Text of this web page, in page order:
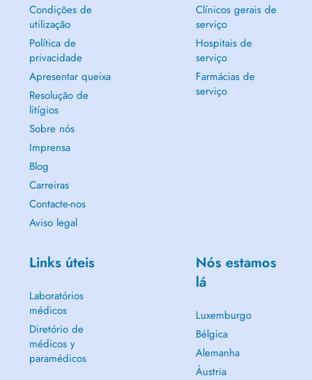
Condições de
utilização
Política de
privacidade
Apresentar queixa
Resolução de
litígios
Sobre nós
Imprensa
Blog
Carreiras
Contacte-nos
Aviso legal
Clínicos gerais de
serviço
Hospitais de
serviço
Farmácias de
serviço
Links úteis
Laboratórios
médicos
Diretório de
médicos y
paramédicos
Nós estamos
lá
Luxemburgo
Bélgica
Alemanha
Áustria